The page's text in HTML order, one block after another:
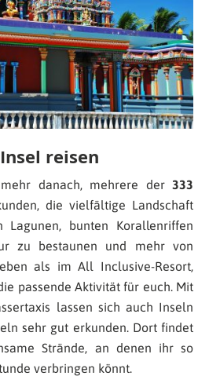
reisen
danach, mehrere der 333
die vielfältige Landschaft
Lagunen, bunten Korallenriffen
zu bestaunen und mehr von
als im All Inclusive-Resort,
passende Aktivität für euch. Mit
lassen sich auch Inseln
sehr gut erkunden. Dort findet
Strände, an denen ihr so
verbringen könnt.